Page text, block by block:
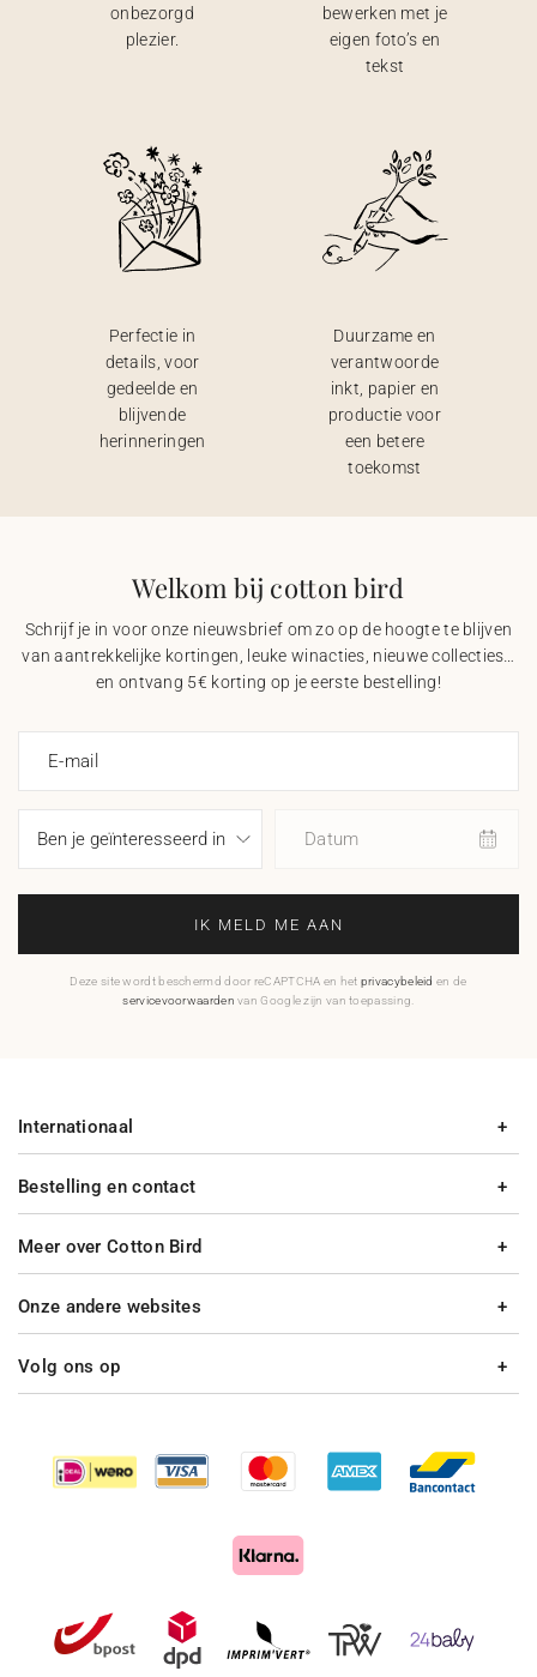
onbezorgd
plezier.
bewerken met je
eigen foto’s en
tekst
Perfectie in
details, voor
gedeelde en
blijvende
herinneringen
Duurzame en
verantwoorde
inkt, papier en
productie voor
een betere
toekomst
Welkom bij cotton bird
Schrijf je in voor onze nieuwsbrief om zo op de hoogte te blijven
van aantrekkelijke kortingen, leuke winacties, nieuwe collecties…
en ontvang 5€ korting op je eerste bestelling!
E-mail
Datum
IK MELD ME AAN
Deze site wordt beschermd door reCAPTCHA en het privacybeleid en de
servicevoorwaarden van Google zijn van toepassing.
Bestelling en contact
Meer over Cotton Bird
Internationaal
Onze andere websites
Volg ons op